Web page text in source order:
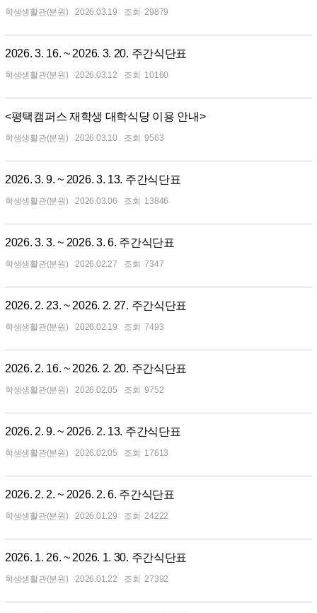
학생생활관(분원) 2026.03.19 29879
2026. 3. 16. ~ 2026. 3. 20. 주간식단표
학생생활관(분원) 2026.03.12 10160
<평택캠퍼스 재학생 대학식당 이용 안내>
학생생활관(분원) 2026.03.10 9563
2026. 3. 9. ~ 2026. 3. 13. 주간식단표
학생생활관(분원) 2026.03.06 13846
2026. 3. 3. ~ 2026. 3. 6. 주간식단표
학생생활관(분원) 2026.02.27 7347
2026. 2. 23. ~ 2026. 2. 27. 주간식단표
학생생활관(분원) 2026.02.19 7493
2026. 2. 16. ~ 2026. 2. 20. 주간식단표
학생생활관(분원) 2026.02.05 9752
2026. 2. 9. ~ 2026. 2. 13. 주간식단표
학생생활관(분원) 2026.02.05 17613
2026. 2. 2. ~ 2026. 2. 6. 주간식단표
학생생활관(분원) 2026.01.29 24222
2026. 1. 26. ~ 2026. 1. 30. 주간식단표
학생생활관(분원) 2026.01.22 27392